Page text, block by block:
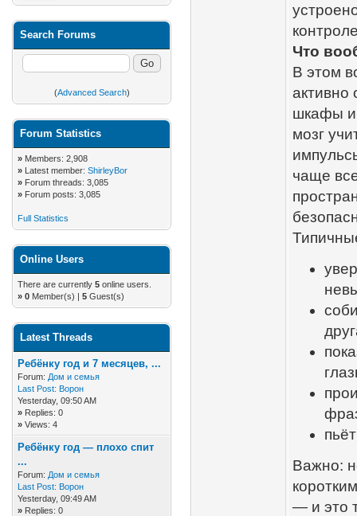
Search Forums
(Advanced Search)
Forum Statistics
» Members: 2,908
» Latest member: ShirleyBor
» Forum threads: 3,085
» Forum posts: 3,085
Full Statistics
Online Users
There are currently 5 online users.
» 0 Member(s) | 5 Guest(s)
Latest Threads
Ребёнку год и 7 месяцев, ...
Forum: Дом и семья
Last Post: Ворон
Yesterday, 09:50 AM
» Replies: 0
» Views: 4
Ребёнку год — плохо спит
...
Forum: Дом и семья
Last Post: Ворон
Yesterday, 09:49 AM
» Replies: 0
Что
В этом
активно
шкафы и
мозг
чаще
Важно:
— и это